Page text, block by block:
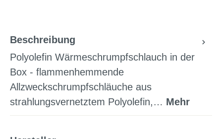
Beschreibung
Polyolefin Wärmeschrumpfschlauch in der
Box - flammenhemmende
Allzweckschrumpfschläuche aus
strahlungsvernetztem Polyolefin,… Mehr